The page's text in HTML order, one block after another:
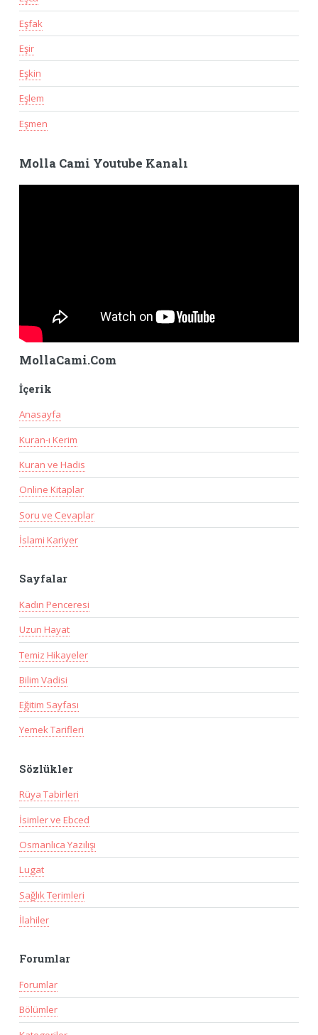
Eşfak
Eşir
Eşkin
Eşlem
Eşmen
Molla Cami Youtube Kanalı
MollaCami.Com
İçerik
Anasayfa
Kuran-ı Kerim
Kuran ve Hadis
Online Kitaplar
Soru ve Cevaplar
İslami Kariyer
Sayfalar
Kadın Penceresi
Uzun Hayat
Temiz Hikayeler
Bilim Vadisi
Eğitim Sayfası
Yemek Tarifleri
Sözlükler
Rüya Tabirleri
İsimler ve Ebced
Osmanlıca Yazılışı
Lugat
Sağlık Terimleri
İlahiler
Forumlar
Forumlar
Bölümler